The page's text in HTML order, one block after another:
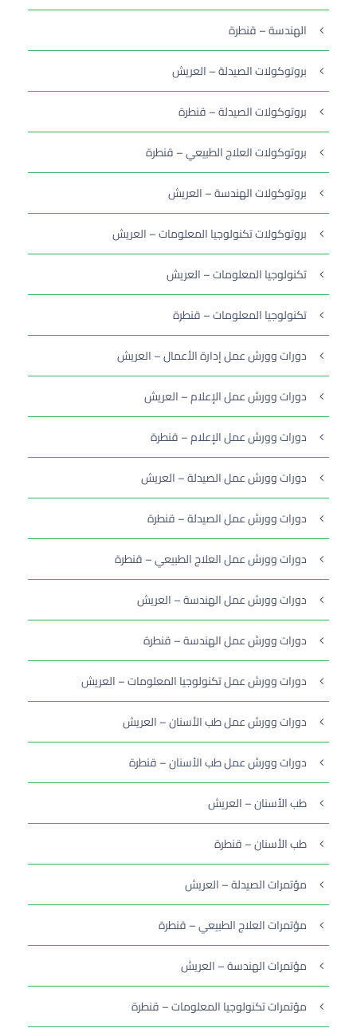
الهندسة – قنطرة
بروتوكولات الصيدلة – العريش
بروتوكولات الصيدلة – قنطرة
بروتوكولات العلاج الطبيعي – قنطرة
بروتوكولات الهندسة – العريش
بروتوكولات تكنولوجيا المعلومات – العريش
تكنولوجيا المعلومات – العريش
تكنولوجيا المعلومات – قنطرة
دورات وورش عمل إدارة الأعمال – العريش
دورات وورش عمل الإعلام – العريش
دورات وورش عمل الإعلام – قنطرة
دورات وورش عمل الصيدلة – العريش
دورات وورش عمل الصيدلة – قنطرة
دورات وورش عمل العلاج الطبيعي – قنطرة
دورات وورش عمل الهندسة – العريش
دورات وورش عمل الهندسة – قنطرة
دورات وورش عمل تكنولوجيا المعلومات – العريش
دورات وورش عمل طب الأسنان – العريش
دورات وورش عمل طب الأسنان – قنطرة
طب الأسنان – العريش
طب الأسنان – قنطرة
مؤتمرات الصيدلة – العريش
مؤتمرات العلاج الطبيعي – قنطرة
مؤتمرات الهندسة – العريش
مؤتمرات تكنولوجيا المعلومات – قنطرة